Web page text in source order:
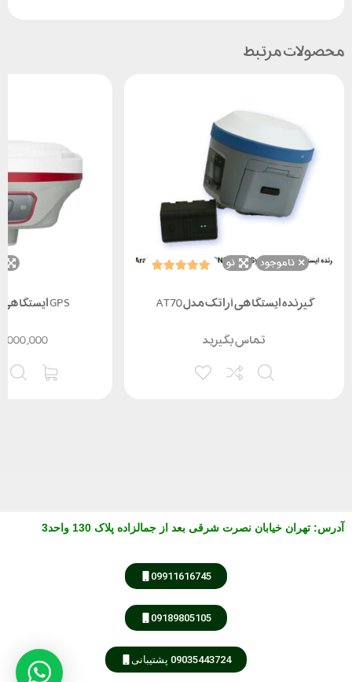
محصولات مرتبط
ناموجود نو
گیرنده ایستگاهی آراتک مدل AT70
تماس بگیرید
GPS ایستگاهی کامناو T10plus
آدرس: تهران خیابان نصرت شرقی بعد از جمالزاده پلاک 130 واحد3
09911616745
09189805105
09035443724 پشتیبانی
کارشناس فروش
مهندس امیری